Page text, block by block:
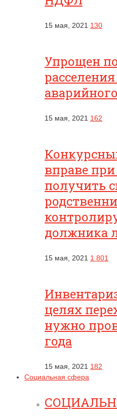
15 мая, 2021 130
Упрощен
15 мая, 2021 162
вправе
получить
должника
15 мая, 2021 1 801
целях
нужно
года
15 мая, 2021 182
Социальная сфера